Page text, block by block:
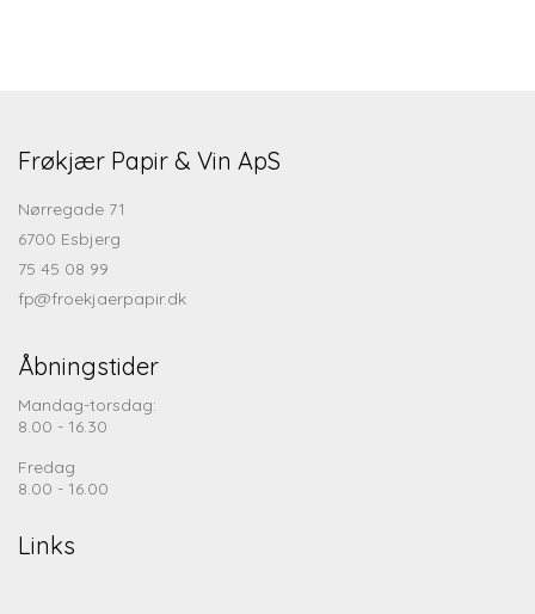
Frøkjær Papir & Vin ApS
Nørregade 71
6700 Esbjerg
75 45 08 99
fp@froekjaerpapir.dk
Åbningstider
Mandag-torsdag:
8.00 - 16.30
Fredag
8.00 - 16.00
Links